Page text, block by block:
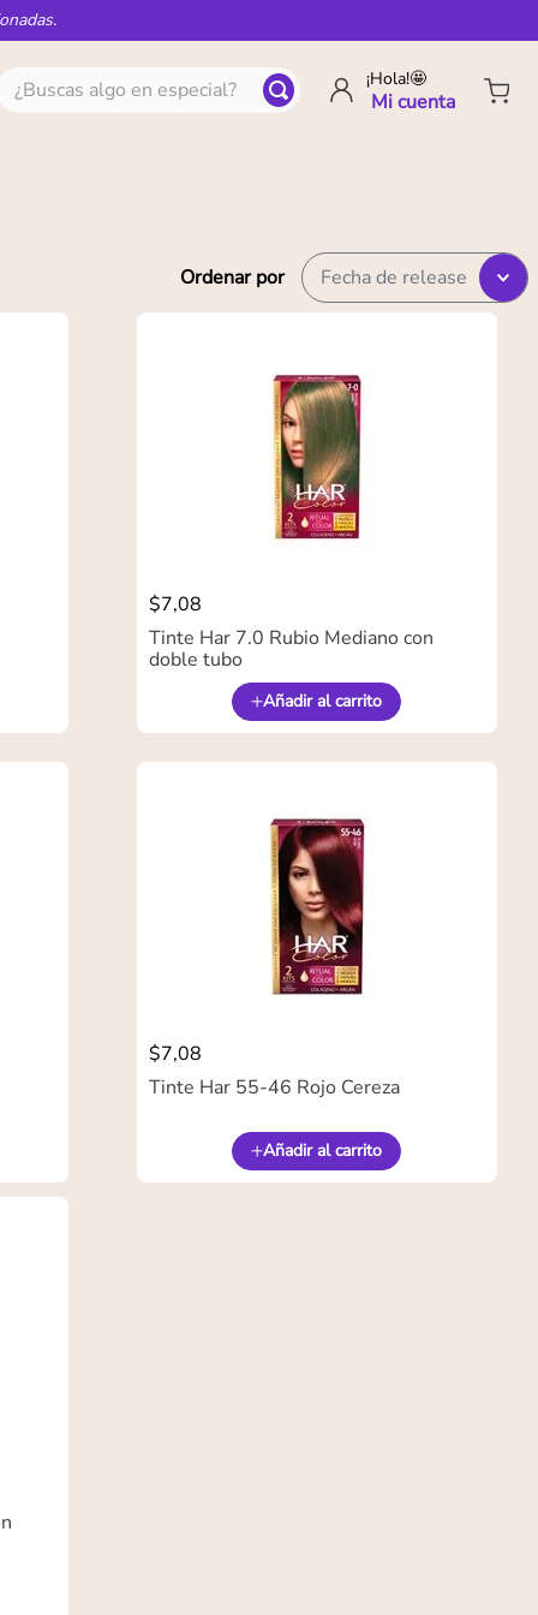
algo en especial? ¡Hola!🤩
Ordenar por Fecha de release
$7,08
Tinte Har 7.0 Rubio Mediano con
doble tubo
Añadir al carrito
$7,08
Tinte Har 55-46 Rojo Cereza
Añadir al carrito